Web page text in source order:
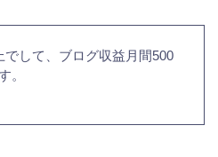
でして、ブログ収益月間500
。